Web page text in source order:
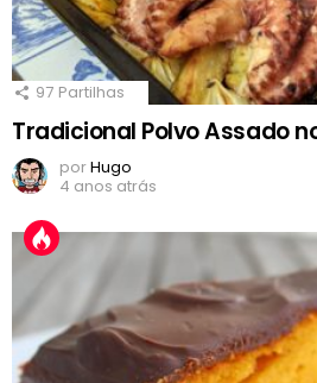
97 Partilhas
Tradicional Polvo Assado
porHugo
4 anos atrás